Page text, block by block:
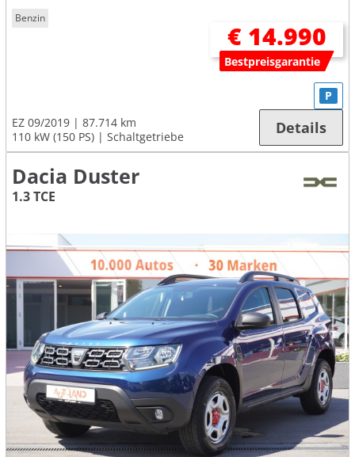
Benzin
€ 14.990
Bestpreisgarantie
EZ 09/2019
87.714 km
110 kW (150 PS)
Schaltgetriebe
P
Details
Dacia Duster
1.3 TCE